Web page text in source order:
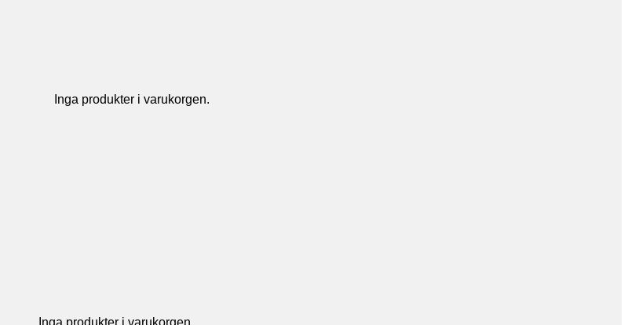
Inga produkter i varukorgen.
Inga produkter i varukorgen.